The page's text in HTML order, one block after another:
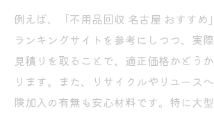
例えば、「不用品回収 名古屋 おすすめ
ランキングサイトを参考にしつつ、実
見積りを取ることで、適正価格かどう
ります。また、リサイクルやリユース
険加入の有無も安心材料です。特に大